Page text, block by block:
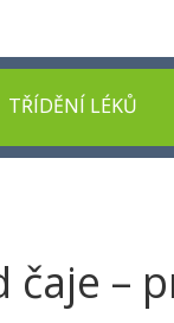
TŘÍDĚNÍ LÉKŮ
čaje –